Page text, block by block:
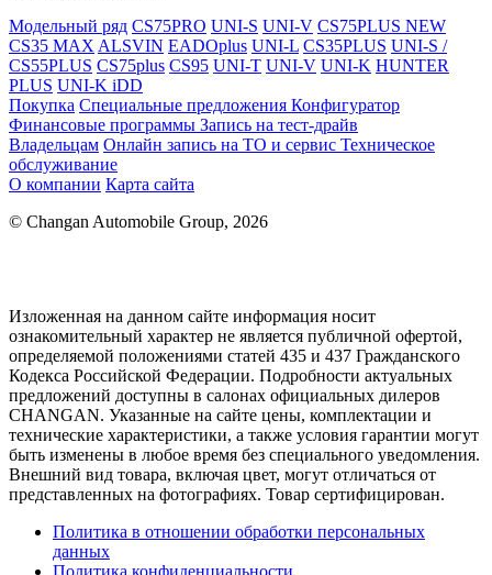
Модельный ряд CS75PRO UNI-S UNI-V CS75PLUS NEW
CS35 MAXALSVIN EADOplus UNI-L CS35PLUS UNI-S /
CS55PLUS CS75plus CS95 UNI-T UNI-V UNI-K HUNTER
PLUS UNI-K iDD
Покупка Специальные предложения Конфигуратор
Финансовые программы Запись на тест-драйв
Владельцам Онлайн запись на ТО и сервис Техническое
обслуживание
О компании Карта сайта
© Changan Automobile Group, 2026
Изложенная на данном сайте информация носит
ознакомительный характер не является публичной офертой,
определяемой положениями статей 435 и 437 Гражданского
Кодекса Российской Федерации. Подробности актуальных
предложений доступны в салонах официальных дилеров
CHANGAN. Указанные на сайте цены, комплектации и
технические характеристики, а также условия гарантии могут
быть изменены в любое время без специального уведомления.
Внешний вид товара, включая цвет, могут отличаться от
представленных на фотографиях. Товар сертифицирован.
Политика в отношении обработки персональных
данных